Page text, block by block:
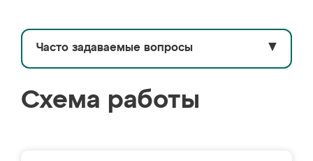
Часто задаваемые вопросы ▼
Схема работы